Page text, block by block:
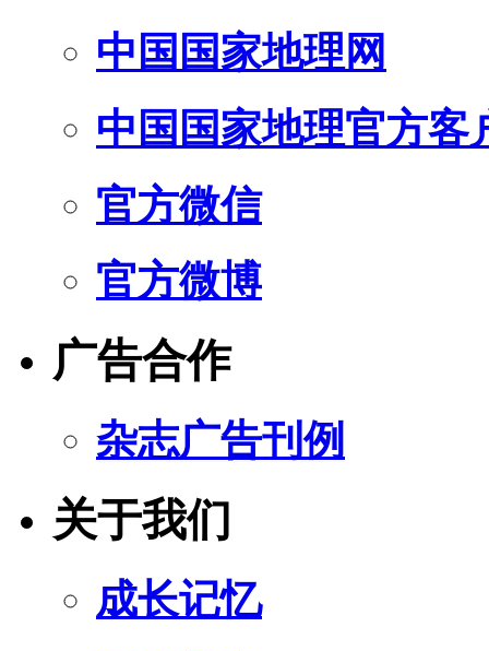
中国国家地理网
中国国家地理官方客
官方微信
官方微博
广告合作
杂志广告刊例
关于我们
成长记忆